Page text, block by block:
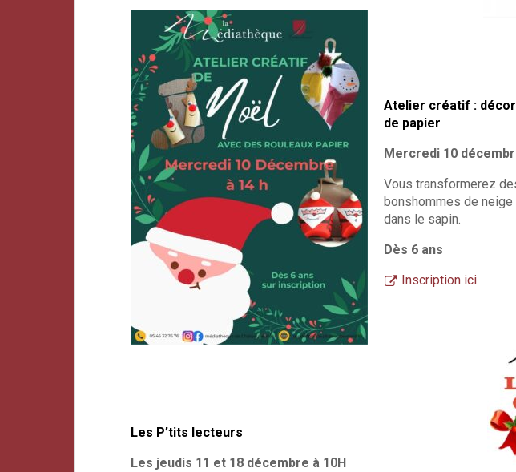
Atelier créatif :
de papier
Mercredi 10
Vous transformerez
bonshommes de
dans le sapin.
Dès 6 ans
Inscription ici
Les P’tits lecteurs
Les jeudis 11 et 18 décembre à 10H